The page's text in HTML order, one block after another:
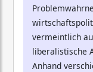
vermeintlich
liberalistische
Anhand